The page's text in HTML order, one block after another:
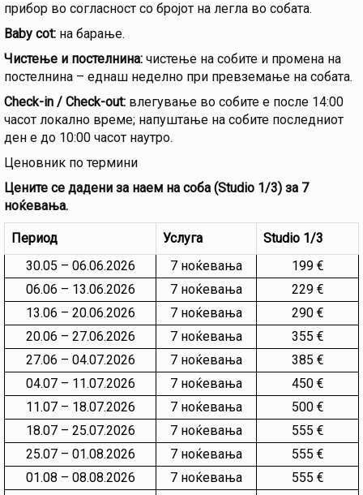
прибор во согласност со бројот на легла во собата.
Baby cot: на барање.
Чистење и постелнина: чистење на собите и промена на
постелнина – еднаш неделно при превземање на собата.
Check-in / Check-out: влегување во собите е после 14:00
часот локално време; напуштање на собите последниот
ден е до 10:00 часот наутро.
Ценовник по термини
Цените се дадени за наем на соба (Studio 1/3) за 7
ноќевања.
Период Услуга
Studio 1/3
30.05 – 06.06.2026
7 ноќевања
199 €
06.06 – 13.06.2026
7 ноќевања
229 €
13.06 – 20.06.2026
7 ноќевања
290 €
20.06 – 27.06.2026
7 ноќевања
355 €
27.06 – 04.07.2026
7 ноќевања
385 €
04.07 – 11.07.2026
7 ноќевања
450 €
11.07 – 18.07.2026
7 ноќевања
500 €
18.07 – 25.07.2026
7 ноќевања
555 €
25.07 – 01.08.2026
7 ноќевања
555 €
01.08 – 08.08.2026
7 ноќевања
555 €